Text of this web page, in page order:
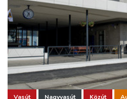
REPÜLÉS
KÖZLEKEDÉSFEJLESZTÉS
ELLÁTÁSI LÁNC
Vasút Nagyvasút Közút